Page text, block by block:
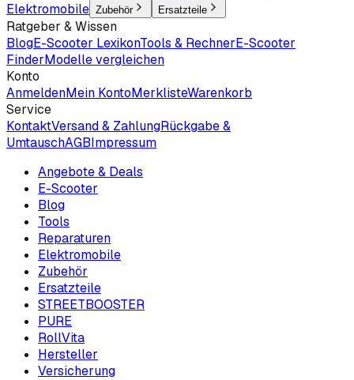
Elektromobile Zubehör Ersatzteile
Ratgeber & Wissen
BlogE-Scooter LexikonTools & RechnerE-Scooter
FinderModelle vergleichen
Konto
AnmeldenMein KontoMerklisteWarenkorb
Service
KontaktVersand & ZahlungRückgabe &
UmtauschAGBImpressum
Angebote & Deals
E-Scooter
Blog
Tools
Reparaturen
Elektromobile
Zubehör
Ersatzteile
STREETBOOSTER
PURE
RollVita
Hersteller
Versicherung